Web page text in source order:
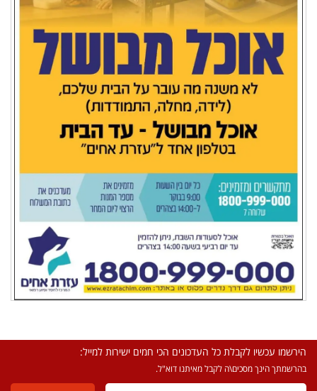
הירשמו עכשיו לקבלת כל העדכונים הכי חמים ישירות למייל:
בהרשמתך הינך מסכים\ה לקבל מאיתנו דוא"ל.